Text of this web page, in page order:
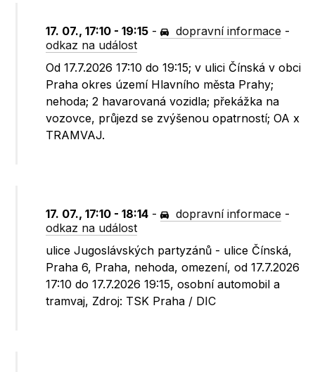
17. 07., 17:10 - 19:15 - dopravní informace -
odkaz na událost
Od 17.7.2026 17:10 do 19:15; v ulici Čínská v obci
Praha okres území Hlavního města Prahy;
nehoda; 2 havarovaná vozidla; překážka na
vozovce, průjezd se zvýšenou opatrností; OA x
TRAMVAJ.
17. 07., 17:10 - 18:14 - dopravní informace -
odkaz na událost
ulice Jugoslávských partyzánů - ulice Čínská,
Praha 6, Praha, nehoda, omezení, od 17.7.2026
17:10 do 17.7.2026 19:15, osobní automobil a
tramvaj, Zdroj: TSK Praha / DIC